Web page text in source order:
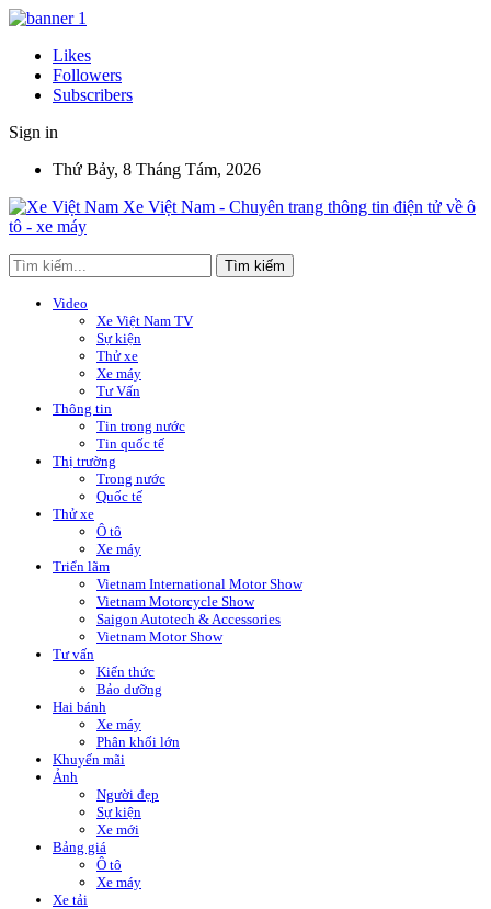
Likes
Followers
Subscribers
Sign in
Thứ Bảy, 8 Tháng Tám, 2026
Xe Việt Nam - Chuyên trang thông tin điện tử về ô
tô - xe máy
Video
Xe Việt Nam TV
Sự kiện
Thử xe
Xe máy
Tư Vấn
Thông tin
Tin trong nước
Tin quốc tế
Thị trường
Trong nước
Quốc tế
Thử xe
Ô tô
Xe máy
Triển lãm
Vietnam International Motor Show
Vietnam Motorcycle Show
Saigon Autotech & Accessories
Vietnam Motor Show
Tư vấn
Kiến thức
Bảo dưỡng
Hai bánh
Xe máy
Phân khối lớn
Khuyến mãi
Ảnh
Người đẹp
Sự kiện
Xe mới
Bảng giá
Ô tô
Xe máy
Xe tải